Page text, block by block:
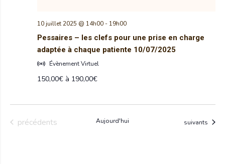
10 juillet 2025 @ 14h00- 19h00
Pessaires – les clefs pour une prise en charge
adaptée à chaque patiente 10/07/2025
Évènement Virtuel
150,00€ à 190,00€
Évènements
précédents Aujourd'hui Évènements
suivants